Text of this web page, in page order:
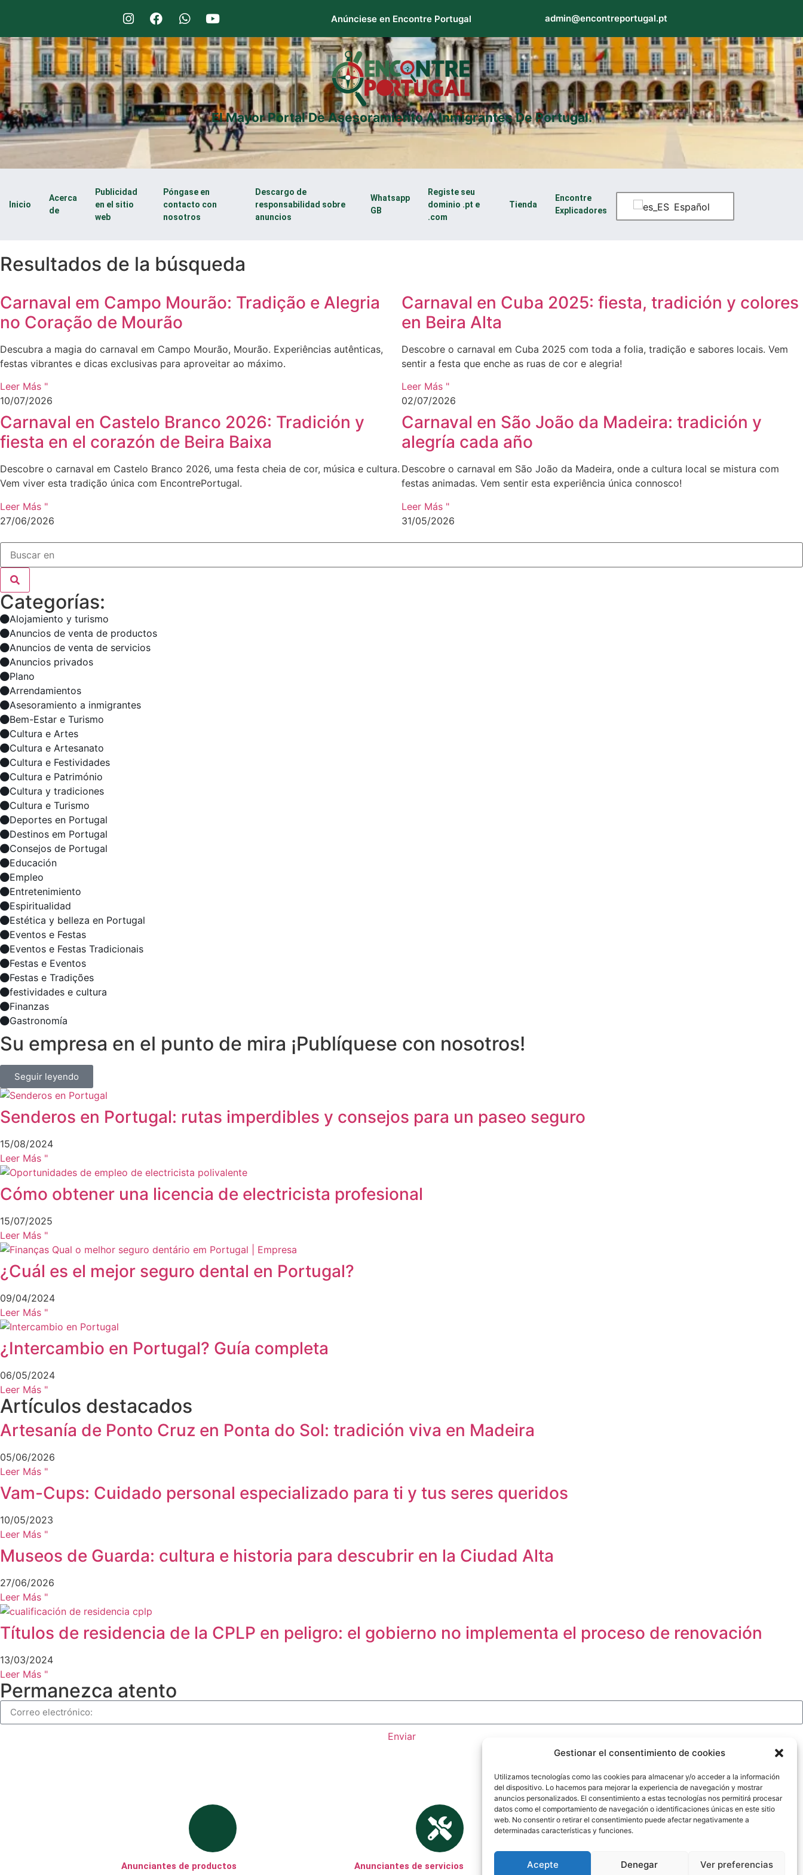
Gestionar el consentimiento de cookies
Utilizamos tecnologías como las cookies para almacenar y/o acceder a la información
del dispositivo. Lo hacemos para mejorar la experiencia de navegación y mostrar
anuncios personalizados. El consentimiento a estas tecnologías nos permitirá procesar
datos como el comportamiento de navegación o identificaciones únicas en este sitio
web. No consentir o retirar el consentimiento puede afectar negativamente a
determinadas características y funciones.
Acepte Denegar Ver preferencias
Anúnciese en Encontre Portugal admin@encontreportugal.pt
El Mayor Portal De Asesoramiento A Inmigrantes De Portugal.
Inicio
Acerca
de
Publicidad
en el sitio
web
Póngase en
contacto con
nosotros
Descargo de
responsabilidad sobre
anuncios
Whatsapp
GB
Registe seu
dominio .pt e
.com
Tienda
Encontre
Explicadores
Español
Resultados de la búsqueda
Carnaval em Campo Mourão: Tradição e Alegria
no Coração de Mourão
Descubra a magia do carnaval em Campo Mourão, Mourão. Experiências autênticas,
festas vibrantes e dicas exclusivas para aproveitar ao máximo.
Leer Más "
10/07/2026
Carnaval en Cuba 2025: fiesta, tradición y colores
en Beira Alta
Descobre o carnaval em Cuba 2025 com toda a folia, tradição e sabores locais. Vem
sentir a festa que enche as ruas de cor e alegria!
Leer Más "
02/07/2026
Carnaval en Castelo Branco 2026: Tradición y
fiesta en el corazón de Beira Baixa
Descobre o carnaval em Castelo Branco 2026, uma festa cheia de cor, música e cultura.
Vem viver esta tradição única com EncontrePortugal.
Leer Más "
27/06/2026
Carnaval en São João da Madeira: tradición y
alegría cada año
Descobre o carnaval em São João da Madeira, onde a cultura local se mistura com
festas animadas. Vem sentir esta experiência única connosco!
Leer Más "
31/05/2026
Categorías:
Alojamiento y turismo
Anuncios de venta de productos
Anuncios de venta de servicios
Anuncios privados
Plano
Arrendamientos
Asesoramiento a inmigrantes
Bem-Estar e Turismo
Cultura e Artes
Cultura e Artesanato
Cultura e Festividades
Cultura e Património
Cultura y tradiciones
Cultura e Turismo
Deportes en Portugal
Destinos em Portugal
Consejos de Portugal
Educación
Empleo
Entretenimiento
Espiritualidad
Estética y belleza en Portugal
Eventos e Festas
Eventos e Festas Tradicionais
Festas e Eventos
Festas e Tradições
festividades e cultura
Finanzas
Gastronomía
Su empresa en el punto de mira ¡Publíquese con nosotros!
Seguir leyendo
Senderos en Portugal: rutas imperdibles y consejos para un paseo seguro
15/08/2024
Leer Más "
Cómo obtener una licencia de electricista profesional
15/07/2025
Leer Más "
¿Cuál es el mejor seguro dental en Portugal?
09/04/2024
Leer Más "
¿Intercambio en Portugal? Guía completa
06/05/2024
Leer Más "
Artículos destacados
Artesanía de Ponto Cruz en Ponta do Sol: tradición viva en Madeira
05/06/2026
Leer Más "
Vam-Cups: Cuidado personal especializado para ti y tus seres queridos
10/05/2023
Leer Más "
Museos de Guarda: cultura e historia para descubrir en la Ciudad Alta
27/06/2026
Leer Más "
Títulos de residencia de la CPLP en peligro: el gobierno no implementa el proceso de renovación
13/03/2024
Leer Más "
Permanezca atento
Enviar
Anunciantes de productos Anunciantes de servicios Anunciantes privados